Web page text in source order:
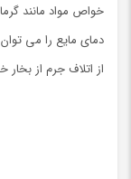
خواص مواد مانند
دمای مایع را می
از اتلاف جرم از